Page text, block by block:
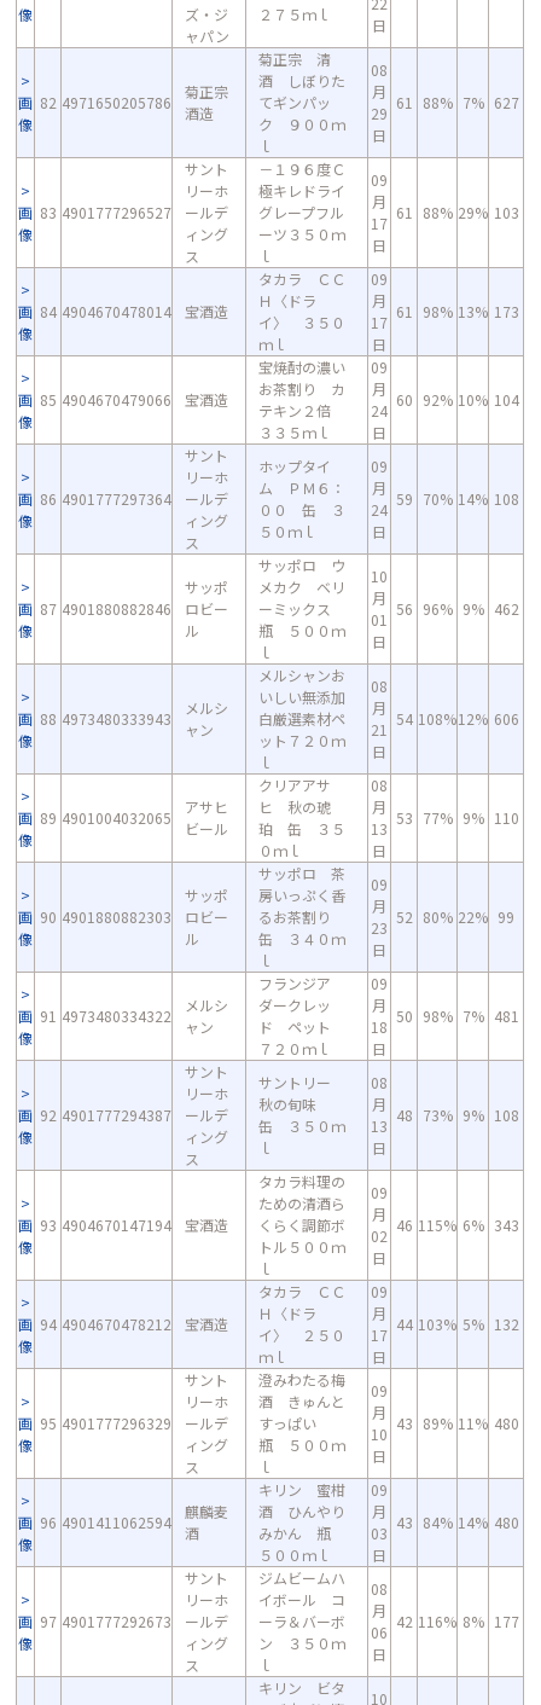
像
ズ・ジ
ャパン
２７５ｍｌ
日
画
像
82 4971650205786
菊正宗
酒造
菊正宗 清
酒 しぼりた
てギンパッ
ク ９００ｍ
ｌ
08
月
29
日
61 88% 7% 627
画
像
83 4901777296527
サント
リーホ
ールデ
ィング
ス
－１９６度Ｃ
極キレドライ
グレープフル
ーツ３５０ｍ
ｌ
09
月
17
日
61 88% 29% 103
画
像
84 4904670478014 宝酒造
タカラ ＣＣ
Ｈ〈ドラ
イ〉 ３５０
ｍｌ
09
月
17
日
61 98% 13% 173
画
像
85 4904670479066 宝酒造
宝焼酎の濃い
お茶割り カ
テキン２倍
３３５ｍｌ
09
月
24
日
60 92% 10% 104
画
像
86 4901777297364
サント
リーホ
ールデ
ィング
ス
ホップタイ
ム ＰＭ６：
００ 缶 ３
５０ｍｌ
09
月
24
日
59 70% 14% 108
画
像
87 4901880882846
サッポ
ロビー
ル
サッポロ ウ
メカク ベリ
ーミックス
瓶 ５００ｍ
ｌ
10
月
01
日
56 96% 9% 462
画
像
88 4973480333943
メルシ
ャン
メルシャンお
いしい無添加
白厳選素材ペ
ット７２０ｍ
ｌ
08
月
21
日
54 108%12% 606
画
像
89 4901004032065
アサヒ
ビール
クリアアサ
ヒ 秋の琥
珀 缶 ３５
０ｍｌ
08
月
13
日
53 77% 9% 110
画
像
90 4901880882303
サッポ
ロビー
ル
サッポロ 茶
房いっぷく香
るお茶割り
缶 ３４０ｍ
ｌ
09
月
23
日
52 80% 22% 99
画
像
91 4973480334322
メルシ
ャン
フランジア
ダークレッ
ド ペット
７２０ｍｌ
09
月
18
日
50 98% 7% 481
画
像
92 4901777294387
サント
リーホ
ールデ
ィング
ス
サントリー
秋の旬味
缶 ３５０ｍ
ｌ
08
月
13
日
48 73% 9% 108
画
像
93 4904670147194 宝酒造
タカラ料理の
ための清酒ら
くらく調節ボ
トル５００ｍ
ｌ
09
月
02
日
46 115% 6% 343
画
像
94 4904670478212 宝酒造
タカラ ＣＣ
Ｈ〈ドラ
イ〉 ２５０
ｍｌ
09
月
17
日
44 103% 5% 132
画
像
95 4901777296329
サント
リーホ
ールデ
ィング
ス
澄みわたる梅
酒 きゅんと
すっぱい
瓶 ５００ｍ
ｌ
09
月
10
日
43 89% 11% 480
画
像
96 4901411062594
麒麟麦
酒
キリン 蜜柑
酒 ひんやり
みかん 瓶
５００ｍｌ
09
月
03
日
43 84% 14% 480
画
像
97 4901777292673
サント
リーホ
ールデ
ィング
ス
ジムビームハ
イボール コ
ーラ＆バーボ
ン ３５０ｍ
ｌ
08
月
06
日
42 116% 8% 177
キリン ビタ
10